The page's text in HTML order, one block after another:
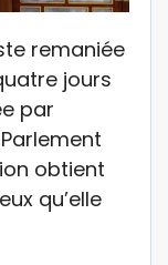
remaniée
jours
par
obtient
qu’elle